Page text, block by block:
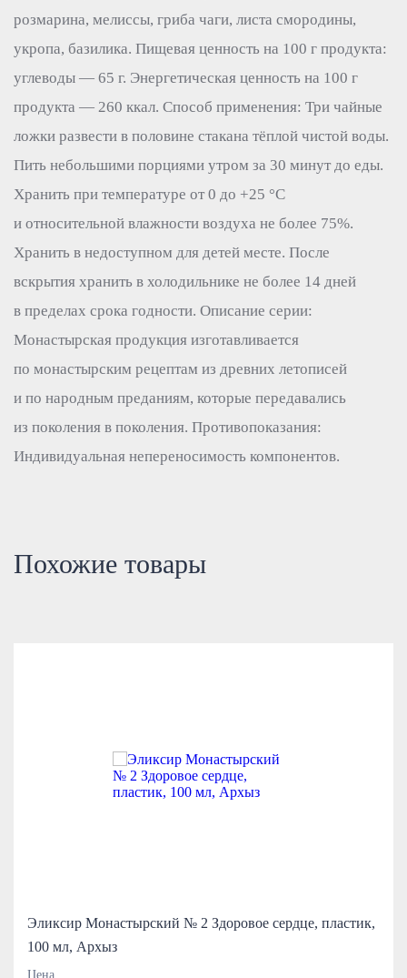
розмарина, мелиссы, гриба чаги, листа смородины,
укропа, базилика. Пищевая ценность на 100 г продукта:
углеводы — 65 г. Энергетическая ценность на 100 г
продукта — 260 ккал. Способ применения: Три чайные
ложки развести в половине стакана тёплой чистой воды.
Пить небольшими порциями утром за 30 минут до еды.
Хранить при температуре от 0 до +25 °С
и относительной влажности воздуха не более 75%.
Хранить в недоступном для детей месте. После
вскрытия хранить в холодильнике не более 14 дней
в пределах срока годности. Описание серии:
Монастырская продукция изготавливается
по монастырским рецептам из древних летописей
и по народным преданиям, которые передавались
из поколения в поколения. Противопоказания:
Индивидуальная непереносимость компонентов.
Похожие товары
Эликсир Монастырский № 2 Здоровое сердце, пластик,
100 мл, Архыз
Цена